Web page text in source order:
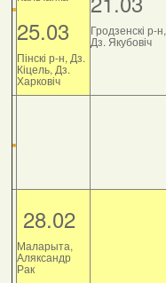
25.03
Пінскі р-н, Дз.
Кіцель, Дз.
Харковіч
Гродзенскі р-н,
Дз. Якубовіч
28.02
Маларыта,
Аляксандр
Рак